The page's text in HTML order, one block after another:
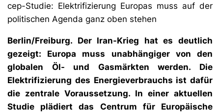
cep-Studie: Elektrifizierung Europas muss auf der
politischen Agenda ganz oben stehen
Berlin/Freiburg. Der Iran-Krieg hat es deutlich
gezeigt: Europa muss unabhängiger von den
globalen Öl- und Gasmärkten werden. Die
Elektrifizierung des Energieverbrauchs ist dafür
die zentrale Voraussetzung. In einer aktuellen
Studie plädiert das Centrum für Europäische